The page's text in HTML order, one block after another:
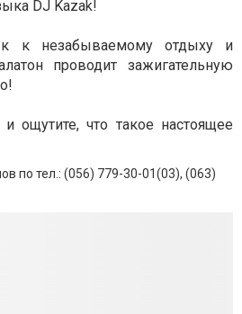
DJ Kazak!
к незабываемому отдыху и
проводит зажигательную
ощутите, что такое настоящее
по тел.: (056) 779-30-01(03), (063)